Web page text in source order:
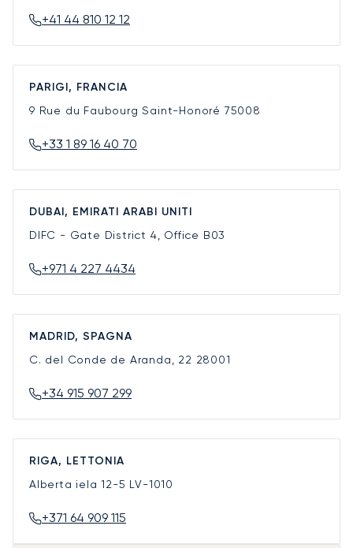
+41 44 810 12 12
PARIGI, FRANCIA
9 Rue du Faubourg Saint-Honoré 75008
+33 1 89 16 40 70
DUBAI, EMIRATI ARABI UNITI
DIFC - Gate District 4, Office B03
+971 4 227 4434
MADRID, SPAGNA
C. del Conde de Aranda, 22 28001
+34 915 907 299
RIGA, LETTONIA
Alberta iela 12-5 LV-1010
+371 64 909 115